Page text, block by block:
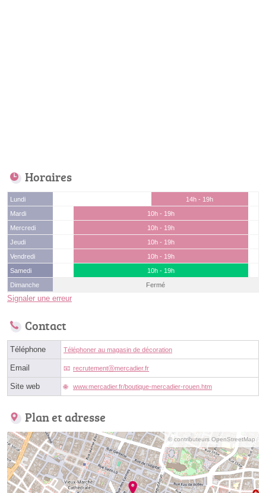
Horaires
Lundi
14h - 19h
Mardi
10h - 19h
Mercredi
10h - 19h
Jeudi
10h - 19h
Vendredi
10h - 19h
Samedi
10h - 19h
Dimanche
Fermé
Signaler une erreur
Contact
Téléphone Téléphoner au magasin de décoration
Email recrutementⓐmercadier.fr
Site web www.mercadier.fr/boutique-mercadier-rouen.htm
Plan et adresse
© contributeurs OpenStreetMap